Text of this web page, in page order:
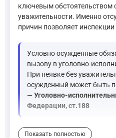
ключевым обстоятельством
уважительности. Именно
причин позволяет
Условно осужденные
вызову в уголовно-
При неявке без
осужденный может быть
—Уголовно-
Федерации, ст.188
Далее, если инспекция
Показать полностью